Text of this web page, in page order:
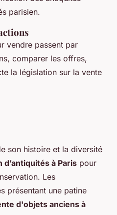
parisien.
vendre passent par
comparer les offres,
la législation sur la vente
son histoire et la diversité
d’antiquités à Paris pour
Les
présentant une patine
d'objets anciens à